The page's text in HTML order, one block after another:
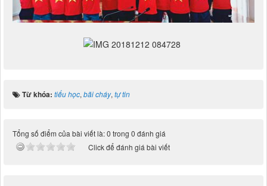
Từ khóa: tiểu học, bãi cháy, tự tin
Tổng số điểm của bài viết là: 0 trong 0 đánh giá
Click để đánh giá bài viết